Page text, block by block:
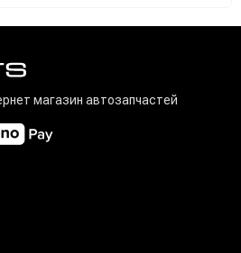
магазин автозапчастей